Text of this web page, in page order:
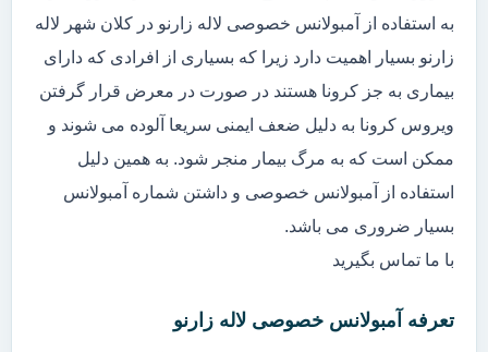
به استفاده از آمبولانس خصوصی لاله زارنو در کلان شهر لاله
زارنو بسیار اهمیت دارد زیرا که بسیاری از افرادی که دارای
بیماری به جز کرونا هستند در صورت در معرض قرار گرفتن
ویروس کرونا به دلیل ضعف ایمنی سریعا آلوده می شوند و
ممکن است که به مرگ بیمار منجر شود. به همین دلیل
استفاده از آمبولانس خصوصی و داشتن شماره آمبولانس
بسیار ضروری می باشد.
با ما تماس بگیرید
تعرفه آمبولانس خصوصی لاله زارنو